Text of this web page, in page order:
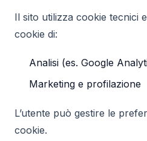
Il sito utilizza cookie tecnici
cookie di:
Analisi (es. Google
Marketing e profilazione
L’utente può gestire le
cookie.